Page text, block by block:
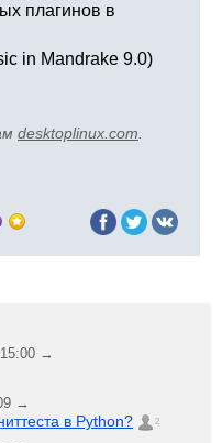
плагинов в
in Mandrake 9.0)
desktoplinux.com
15:00 →
→
в Python? 2